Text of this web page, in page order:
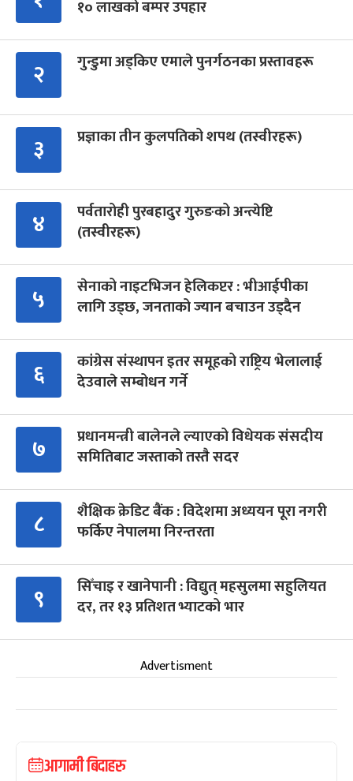
१० लाखको बम्पर उपहार
२ गुन्डुमा अड्किए एमाले पुनर्गठनका प्रस्तावहरू
३ प्रज्ञाका तीन कुलपतिको शपथ (तस्वीरहरू)
४
पर्वतारोही पुरबहादुर गुरुङको अन्त्येष्टि
(तस्वीरहरू)
५
सेनाको नाइटभिजन हेलिकप्टर : भीआईपीका
लागि उड्छ, जनताको ज्यान बचाउन उड्दैन
६
कांग्रेस संस्थापन इतर समूहको राष्ट्रिय भेलालाई
देउवाले सम्बोधन गर्ने
७
प्रधानमन्त्री बालेनले ल्याएको विधेयक संसदीय
समितिबाट जस्ताको तस्तै सदर
८
शैक्षिक क्रेडिट बैंक : विदेशमा अध्ययन पूरा नगरी
फर्किए नेपालमा निरन्तरता
९
सिँचाइ र खानेपानी : विद्युत् महसुलमा सहुलियत
दर, तर १३ प्रतिशत भ्याटको भार
Advertisment
आगामी बिदाहरु